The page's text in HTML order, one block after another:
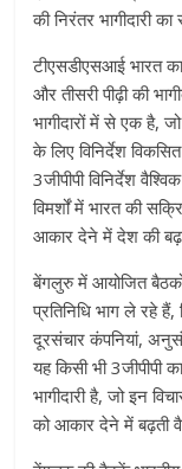
की निरंतर भागीदारी
टीएसडीएसआई भारत
और तीसरी पीढ़ी की
भागीदारों में से एक है,
के लिए विनिर्देश
3जीपीपी विनिर्देश
विमर्शों में भारत की
आकार देने में देश की
बेंगलुरु में आयोजित
प्रतिनिधि भाग ले रहे
दूरसंचार कंपनियां,
यह किसी भी 3जीपीपी
भागीदारी है, जो इन
को आकार देने में बढ़ती